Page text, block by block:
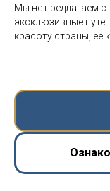
Мы не предлагаем
эксклюзивные
красоту страны, её